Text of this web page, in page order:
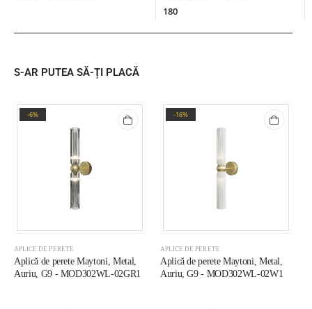
180
S-AR PUTEA SĂ-ȚI PLACĂ
-6%
APLICE DE PERETE
Aplică de perete Maytoni, Metal,
Auriu, G9 - MOD302WL-02GR1
-16%
APLICE DE PERETE
Aplică de perete Maytoni, Metal,
Auriu, G9 - MOD302WL-02W1